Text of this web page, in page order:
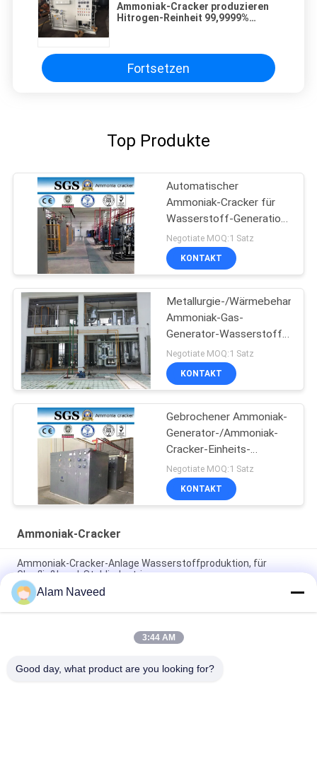
Ammoniak-Cracker produzieren
Hitrogen-Reinheit 99,9999%
Fortsetzen
Top Produkte
Automatischer
Ammoniak-Cracker für
Wasserstoff-Generation,
Kapazität 5-1000Nm3/H
Negotiate MOQ:1 Satz
KONTAKT
Metallurgie-/
Ammoniak-Gas-
Generator-Wasserstoff-
Generator
Negotiate MOQ:1 Satz
KONTAKT
Gebrochener Ammoniak-
Generator-/Ammoniak-
Cracker-Einheits-
Gebrauchs-Nickel-
Katalysator
Negotiate MOQ:1 Satz
KONTAKT
Ammoniak-Cracker
Ammoniak-Cracker-Anlage Wasserstoffproduktion, für
Glasfließband, Stahlindustrie
Wasserstoff-Produktions-Ammoniak-Cracker-Betriebsglas-
Treiblinie Stahlindustrie
Automatischer Ammoniak-Gas-Generator-einfache
Alam Naveed
3:44 AM
Good day, what product are you looking for?